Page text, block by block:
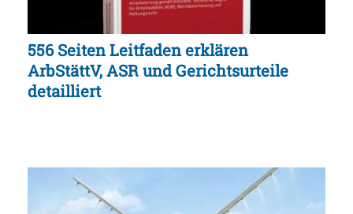
556 Seiten Leitfaden erklären
ArbStättV, ASR und Gerichtsurteile
detailliert